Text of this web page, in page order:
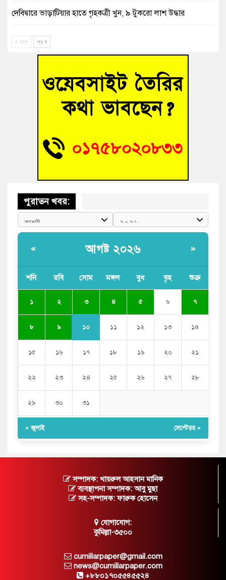
দেবিদ্বারে ভাড়াটিয়ার হাতে গৃহকত্রী খুন, ৯ টুকরো লাশ উদ্ধার
শতাব্দী পেরিয়েও নীরব ‘নটীর মসজিদ’ যে মসজিদে কখনো আজান
হয়নি, পড়া হয়নি নামাজ
৫ মিনিটের পথ পাড়ি দিতে ২ ঘণ্টা! কুমিল্লার আমতলীতে খানাখন্দে
নিত্যদিনের যানজট
সাবেক তিন সভাপতির স্মরণ সভা করলো কুমিল্লা প্রেসক্লাব
আগে পরে
পুরাতন খবর:
« আগষ্ট ২০২৬ »
শনি রবি সোম মঙ্গল বুধ বৃহ শুক্র
১ ২ ৩ ৪ ৫ ৬ ৭
৮ ৯ ১০ ১১ ১২ ১৩ ১৪
১৫ ১৬ ১৭ ১৮ ১৯ ২০ ২১
২২ ২৩ ২৪ ২৫ ২৬ ২৭ ২৮
২৯ ৩০ ৩১
« জুলাই সেপ্টেম্বর »
সম্পাদক: খায়রুল আহসান মানিক
ব্যবস্থাপনা সম্পাদক: আবু মুছা
সহ-সম্পাদক: ফারুক হোসেন
যোগাযোগ:
কুমিল্লা-৩৫০০
cumillarpaper@gmail.com
news@cumillarpaper.com
+৮৮০১৭০৫৫৪৫৫২৪